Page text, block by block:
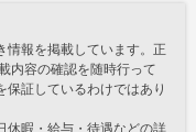
情報を掲載しています。正
内容の確認を随時行って
保証しているわけではあり
休暇・給与・待遇などの詳